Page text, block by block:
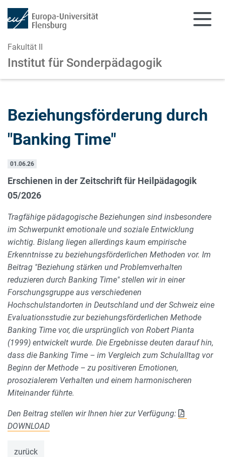
Fakultät II
Institut für Sonderpädagogik
Beziehungsförderung durch
"Banking Time"
01.06.26
Erschienen in der Zeitschrift für Heilpädagogik
05/2026
Tragfähige pädagogische Beziehungen sind insbesondere
im Schwerpunkt emotionale und soziale Entwicklung
wichtig. Bislang liegen allerdings kaum empirische
Erkenntnisse zu beziehungsförderlichen Methoden vor. Im
Beitrag "Beziehung stärken und Problemverhalten
reduzieren durch Banking Time" stellen wir in einer
Forschungsgruppe aus verschiedenen
Hochschulstandorten in Deutschland und der Schweiz eine
Evaluationsstudie zur beziehungsförderlichen Methode
Banking Time vor, die ursprünglich von Robert Pianta
(1999) entwickelt wurde. Die Ergebnisse deuten darauf hin,
dass die Banking Time – im Vergleich zum Schulalltag vor
Beginn der Methode – zu positiveren Emotionen,
prosozialerem Verhalten und einem harmonischeren
Miteinander führte.
Den Beitrag stellen wir Ihnen hier zur Verfügung:
DOWNLOAD
zurück